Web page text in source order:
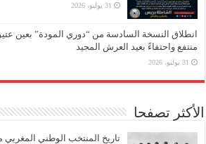
31 يوليو، 2026
انطلاق النسخة السادسة من “دوري المودة” بعين
منتفع واحتفاءً بعيد العرش المجيد
31 يوليو، 2026
الأكثر تصفحا
تاريخ المنتخب الوطني المغربي